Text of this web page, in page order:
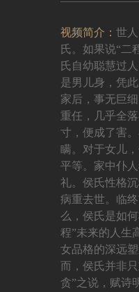
视频简介： 世
氏。如果说“二
氏自幼聪慧过
是男儿身，凭
家后，事无巨
重任，几乎全
寸，便成了害
瞒。对于女儿
平等。家中仆
礼。侯氏性格
病重去世。临
么，侯氏是如
程”未来的人生
女品格的深远
而，侯氏并非
贪”之说，赋诗